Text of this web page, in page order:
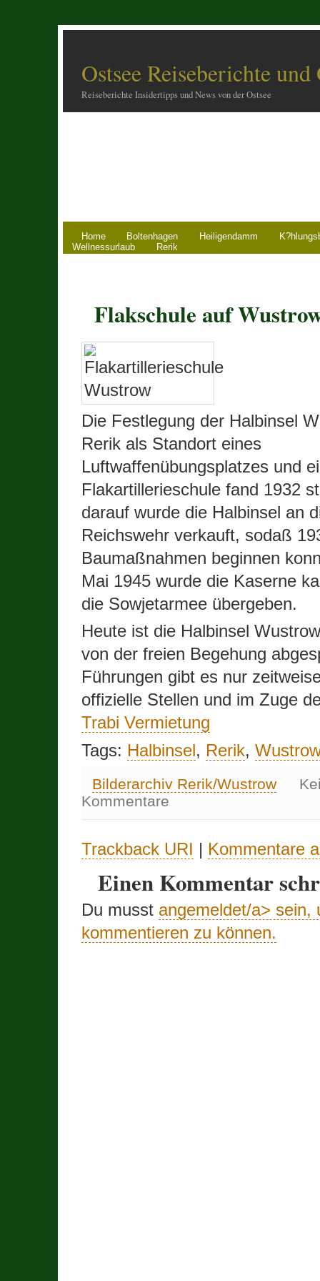
Ostsee Reiseberichte
Reiseberichte Insidertipps und News von der Ostsee
Home Boltenhagen Heiligendamm
Wellnessurlaub
Rerik
Flakschule auf
Die Festlegung der Halbinsel
Rerik als Standort eines
Luftwaffenübungsplatzes und
Flakartillerieschule fand 1932
darauf wurde die Halbinsel an
Reichswehr verkauft, sodaß
Baumaßnahmen beginnen
Mai 1945 wurde die Kaserne
die Sowjetarmee übergeben.
Heute ist die Halbinsel
von der freien Begehung
Führungen gibt es nur
offizielle Stellen und im Zuge
Trabi Vermietung
Tags: Halbinsel, Rerik,
Bilderarchiv Rerik/Wustrow
Kommentare
Trackback URI | Kommentare
Einen Kommentar
Du musst angemeldet/a> sein,
kommentieren zu können.